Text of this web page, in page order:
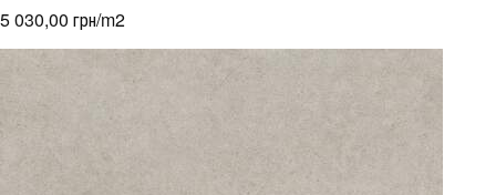
5 030,00 грн/m2